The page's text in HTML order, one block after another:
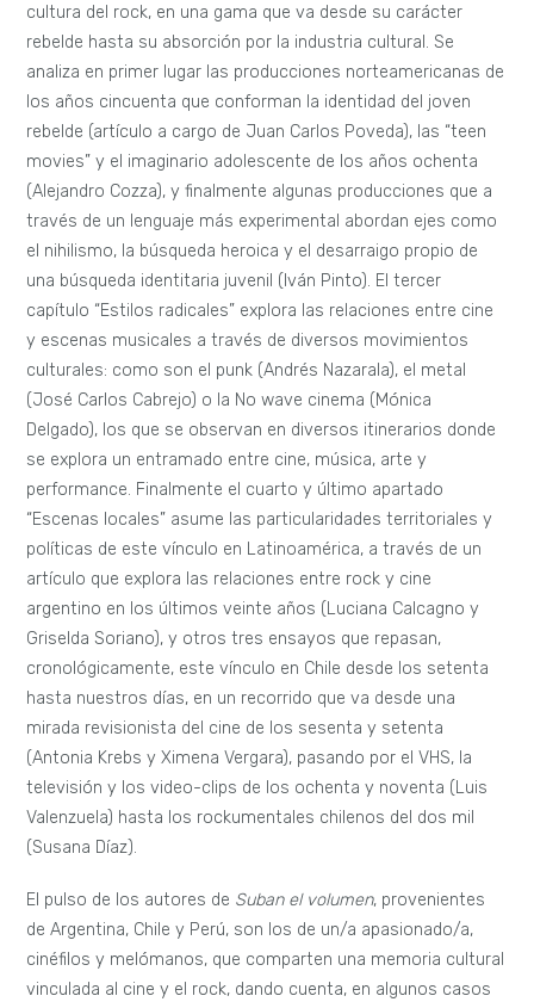
cultura del rock, en una gama que va desde su carácter
rebelde hasta su absorción por la industria cultural. Se
analiza en primer lugar las producciones norteamericanas de
los años cincuenta que conforman la identidad del joven
rebelde (artículo a cargo de Juan Carlos Poveda), las “teen
movies” y el imaginario adolescente de los años ochenta
(Alejandro Cozza), y finalmente algunas producciones que a
través de un lenguaje más experimental abordan ejes como
el nihilismo, la búsqueda heroica y el desarraigo propio de
una búsqueda identitaria juvenil (Iván Pinto). El tercer
capítulo “Estilos radicales” explora las relaciones entre cine
y escenas musicales a través de diversos movimientos
culturales: como son el punk (Andrés Nazarala), el metal
(José Carlos Cabrejo) o la No wave cinema (Mónica
Delgado), los que se observan en diversos itinerarios donde
se explora un entramado entre cine, música, arte y
performance. Finalmente el cuarto y último apartado
“Escenas locales” asume las particularidades territoriales y
políticas de este vínculo en Latinoamérica, a través de un
artículo que explora las relaciones entre rock y cine
argentino en los últimos veinte años (Luciana Calcagno y
Griselda Soriano), y otros tres ensayos que repasan,
cronológicamente, este vínculo en Chile desde los setenta
hasta nuestros días, en un recorrido que va desde una
mirada revisionista del cine de los sesenta y setenta
(Antonia Krebs y Ximena Vergara), pasando por el VHS, la
televisión y los video-clips de los ochenta y noventa (Luis
Valenzuela) hasta los rockumentales chilenos del dos mil
(Susana Díaz).
El pulso de los autores de Suban el volumen, provenientes
de Argentina, Chile y Perú, son los de un/a apasionado/a,
cinéfilos y melómanos, que comparten una memoria cultural
vinculada al cine y el rock, dando cuenta, en algunos casos